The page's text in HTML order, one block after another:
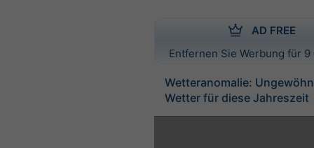
AD FREE
Entfernen Sie Werbung für
Wetteranomalie:
Wetter für diese Jahreszeit